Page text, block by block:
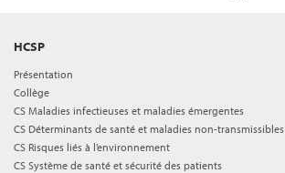
HCSP
Présentation
Collège
CS Maladies infectieuses et maladies émergentes
CS Déterminants de santé et maladies non-transmissibles
CS Risques liés à l’environnement
CS Système de santé et sécurité des patients